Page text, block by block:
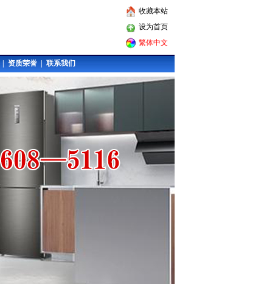
收藏本站
设为首页
繁体中文
资质荣誉 联系我们